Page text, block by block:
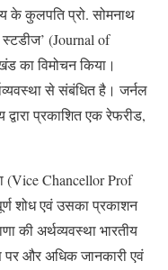
के कुलपति प्रो. सोमनाथ
(Journal of
का विमोचन किया।
से संबंधित है। जर्नल
प्रकाशित एक रेफरीड,
(Vice Chancellor Prof
शोध एवं उसका प्रकाशन
की अर्थव्यवस्था भारतीय
पर और अधिक जानकारी एवं